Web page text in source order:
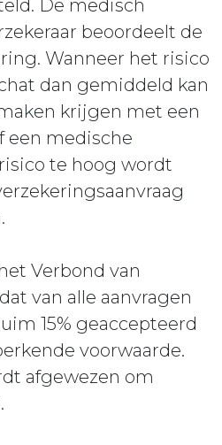
De medisch
beoordeelt de
Wanneer het risico
dan gemiddeld kan
krijgen met een
een medische
te hoog wordt
Verbond van
van alle aanvragen
15% geaccepteerd
voorwaarde.
afgewezen om